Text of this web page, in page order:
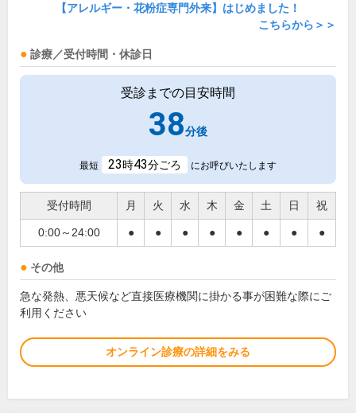
【アレルギー・花粉症専門外来】はじめました！
こちらから＞＞
診療／受付時間・休診日
受診までの目安時間
38分後
最短 23時43分ごろ にお呼びいたします
受付時間 月 火 水 木 金 土 日 祝
0:00～24:00 ● ● ● ● ● ● ● ●
その他
急な発熱、悪天候など直接医療機関に掛かる事が困難な際にご
利用ください
オンライン診療の詳細をみる